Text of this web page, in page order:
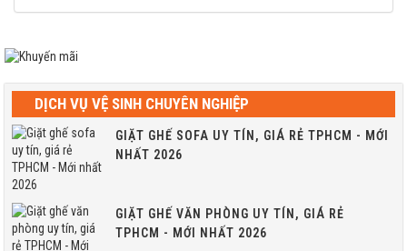
DỊCH VỤ VỆ SINH CHUYÊN NGHIỆP
GIẶT GHẾ SOFA UY TÍN, GIÁ RẺ TPHCM - MỚI
NHẤT 2026
GIẶT GHẾ VĂN PHÒNG UY TÍN, GIÁ RẺ
TPHCM - MỚI NHẤT 2026